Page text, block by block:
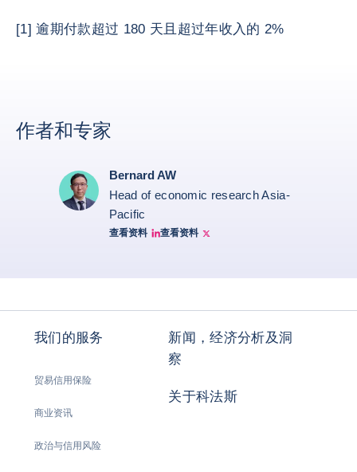
[1] 逾期付款超过 180 天且超过年收入的 2%
作者和专家
Bernard AW
Head of economic research Asia-
Pacific
查看资料
Bernard Aw Linkedin
查看资料
Bernard Aw Twitter
我们的服务
贸易信用保险
商业资讯
政治与信用风险
新闻，经济分析及洞
察
关于科法斯